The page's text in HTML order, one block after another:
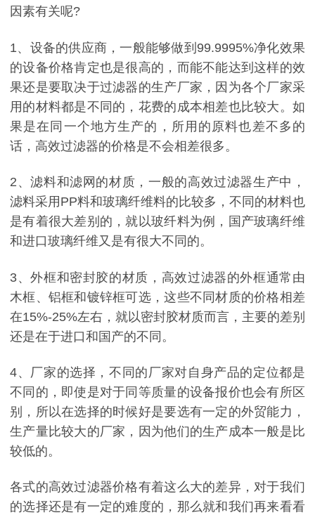
因素有关呢?
1、设备的供应商，一般能够做到99.9995%净化效果
的设备价格肯定也是很高的，而能不能达到这样的效
果还是要取决于过滤器的生产厂家，因为各个厂家采
用的材料都是不同的，花费的成本相差也比较大。如
果是在同一个地方生产的，所用的原料也差不多的
话，高效过滤器的价格是不会相差很多。
2、滤料和滤网的材质，一般的高效过滤器生产中，
滤料采用PP料和玻璃纤维料的比较多，不同的材料也
是有着很大差别的，就以玻纤料为例，国产玻璃纤维
和进口玻璃纤维又是有很大不同的。
3、外框和密封胶的材质，高效过滤器的外框通常由
木框、铝框和镀锌框可选，这些不同材质的价格相差
在15%-25%左右，就以密封胶材质而言，主要的差别
还是在于进口和国产的不同。
4、厂家的选择，不同的厂家对自身产品的定位都是
不同的，即使是对于同等质量的设备报价也会有所区
别，所以在选择的时候好是要选有一定的外贸能力，
生产量比较大的厂家，因为他们的生产成本一般是比
较低的。
各式的高效过滤器价格有着这么大的差异，对于我们
的选择还是有一定的难度的，那么就和我们再来看看